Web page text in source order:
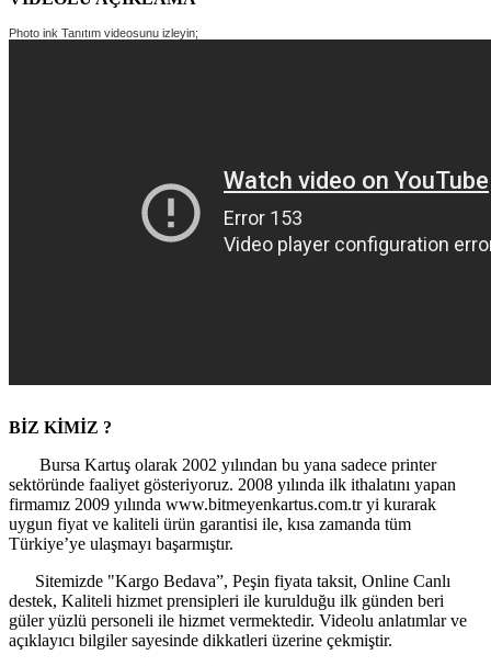
Photo ink Tanıtım videosunu izleyin;
BİZ KİMİZ ?
Bursa Kartuş olarak 2002 yılından bu yana sadece printer
sektöründe faaliyet gösteriyoruz. 2008 yılında ilk ithalatını yapan
firmamız 2009 yılında www.bitmeyenkartus.com.tr yi kurarak
uygun fiyat ve kaliteli ürün garantisi ile, kısa zamanda tüm
Türkiye’ye ulaşmayı başarmıştır.
Sitemizde "Kargo Bedava”, Peşin fiyata taksit, Online Canlı
destek, Kaliteli hizmet prensipleri ile kurulduğu ilk günden beri
güler yüzlü personeli ile hizmet vermektedir. Videolu anlatımlar ve
açıklayıcı bilgiler sayesinde dikkatleri üzerine çekmiştir.